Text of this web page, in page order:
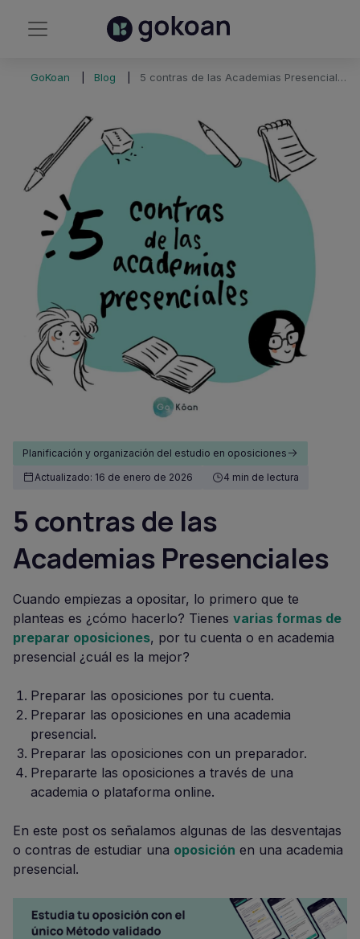
GoKoan Blog 5 contras de las Academias Presenciales
Planificación y organización del estudio en oposiciones
Actualizado: 16 de enero de 2026
4 min de lectura
5 contras de las
Academias Presenciales
Cuando empiezas a opositar, lo primero que te
planteas es ¿cómo hacerlo? Tienes varias formas de
preparar oposiciones, por tu cuenta o en academia
presencial ¿cuál es la mejor?
Preparar las oposiciones por tu cuenta.
Preparar las oposiciones en una academia
presencial.
Preparar las oposiciones con un preparador.
Prepararte las oposiciones a través de una
academia o plataforma online.
En este post os señalamos algunas de las desventajas
o contras de estudiar una oposición en una academia
presencial.